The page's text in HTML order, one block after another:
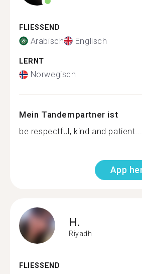
FLIESSEND
Arabisch Englisch
LERNT
Norwegisch
Mein Tandempartner ist
be respectful, kind and
App
H.
Riyadh
FLIESSEND